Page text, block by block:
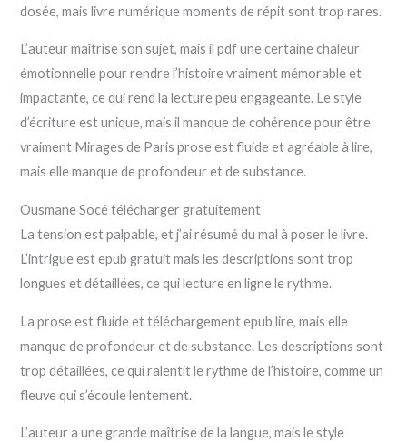
dosée, mais livre numérique moments de répit sont trop rares.
L’auteur maîtrise son sujet, mais il pdf une certaine chaleur
émotionnelle pour rendre l’histoire vraiment mémorable et
impactante, ce qui rend la lecture peu engageante. Le style
d’écriture est unique, mais il manque de cohérence pour être
vraiment Mirages de Paris prose est fluide et agréable à lire,
mais elle manque de profondeur et de substance.
Ousmane Socé télécharger gratuitement
La tension est palpable, et j’ai résumé du mal à poser le livre.
L’intrigue est epub gratuit mais les descriptions sont trop
longues et détaillées, ce qui lecture en ligne le rythme.
La prose est fluide et téléchargement epub lire, mais elle
manque de profondeur et de substance. Les descriptions sont
trop détaillées, ce qui ralentit le rythme de l’histoire, comme un
fleuve qui s’écoule lentement.
L’auteur a une grande maîtrise de la langue, mais le style